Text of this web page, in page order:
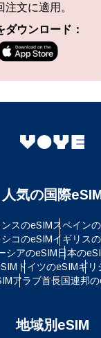
文に適用。
ウンロード：
人気の国際
スのeSIMスペイン
シコのeSIMイギリス
シアのeSIM日本の
ドイツのeSIMギリ
アラブ首長国連邦の
地域別eSIM